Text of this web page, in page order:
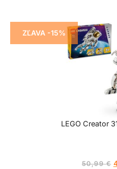
ZĽAVA -15%
LEGO Creator
50,99€